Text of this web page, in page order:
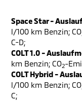
Space Star -
l/100 km Benzin; CO
C-D;
COLT 1.0 -
km Benzin; CO2-
COLT Hybrid -
l/100 km Benzin; CO
C;